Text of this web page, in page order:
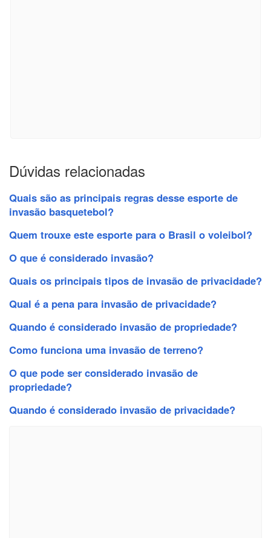
Dúvidas relacionadas
Quais são as principais regras desse esporte de
invasão basquetebol?
Quem trouxe este esporte para o Brasil o voleibol?
O que é considerado invasão?
Quais os principais tipos de invasão de privacidade?
Qual é a pena para invasão de privacidade?
Quando é considerado invasão de propriedade?
Como funciona uma invasão de terreno?
O que pode ser considerado invasão de
propriedade?
Quando é considerado invasão de privacidade?